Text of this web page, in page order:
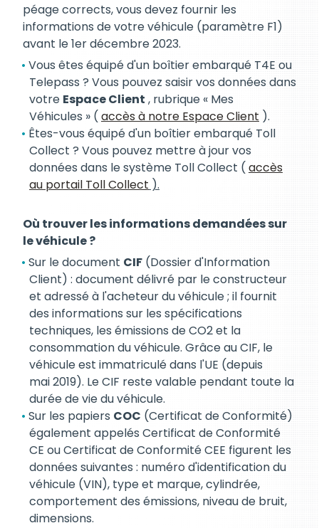
péage corrects, vous devez fournir les
informations de votre véhicule (paramètre F1)
avant le 1er décembre 2023.
Vous êtes équipé d'un boîtier embarqué T4E ou
Telepass ? Vous pouvez saisir vos données dans
votre Espace Client , rubrique « Mes
Véhicules » ( accès à notre Espace Client ).
Êtes-vous équipé d'un boîtier embarqué Toll
Collect ? Vous pouvez mettre à jour vos
données dans le système Toll Collect ( accès
au portail Toll Collect ).
Où trouver les informations demandées sur
le véhicule ?
Sur le document CIF(Dossier d'Information
Client) : document délivré par le constructeur
et adressé à l'acheteur du véhicule ; il fournit
des informations sur les spécifications
techniques, les émissions de CO2 et la
consommation du véhicule. Grâce au CIF, le
véhicule est immatriculé dans l'UE (depuis
mai 2019). Le CIF reste valable pendant toute la
durée de vie du véhicule.
Sur les papiers COC (Certificat de Conformité)
également appelés Certificat de Conformité
CE ou Certificat de Conformité CEE figurent les
données suivantes : numéro d'identification du
véhicule (VIN), type et marque, cylindrée,
comportement des émissions, niveau de bruit,
dimensions.